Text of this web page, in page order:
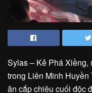
Sylas – Kẻ Phá Xiềng,
trong Liên Minh
ăn cắp chiêu cuối độc